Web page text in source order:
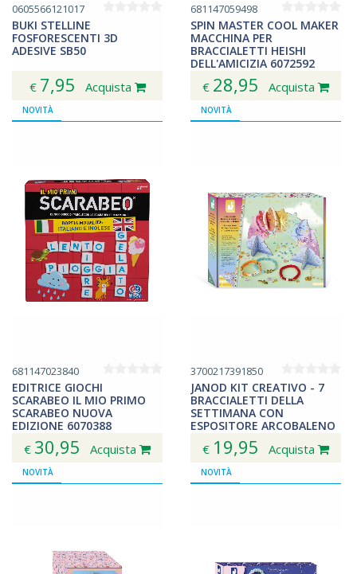
0605566121017
BUKI STELLINE
FOSFORESCENTI 3D
ADESIVE SB50
€ 7,95 Acquista
681147059498
SPIN MASTER COOL MAKER
MACCHINA PER
BRACCIALETTI HEISHI
DELL'AMICIZIA 6072592
€ 28,95 Acquista
NOVITÀ
681147023840
EDITRICE GIOCHI
SCARABEO IL MIO PRIMO
SCARABEO NUOVA
EDIZIONE 6070388
€ 30,95 Acquista
NOVITÀ
3700217391850
JANOD KIT CREATIVO - 7
BRACCIALETTI DELLA
SETTIMANA CON
ESPOSITORE ARCOBALENO
J09185
€ 19,95 Acquista
NOVITÀ NOVITÀ